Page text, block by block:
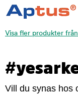
Visa fler produkter
Vill du synas hos